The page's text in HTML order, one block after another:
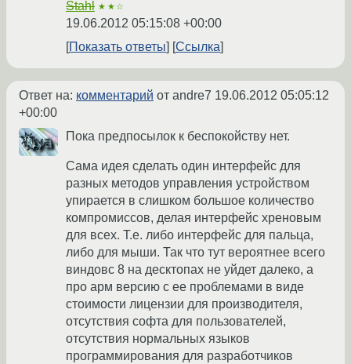
Stahl ★★☆
19.06.2012 05:15:08 +00:00
Показать ответы
Ссылка
Ответ на: комментарий от andre7 19.06.2012 05:05:12
+00:00
Пока предпосылок к беспокойству нет.
Сама идея сделать один интерфейс для
разных методов управления устройством
упирается в слишком большое количество
компромиссов, делая интерфейс хреновым
для всех. Т.е. либо интерфейс для пальца,
либо для мыши. Так что тут вероятнее всего
виндовс 8 на десктопах не уйдет далеко, а
про арм версию с ее проблемами в виде
стоимости лицензии для производителя,
отсутствия софта для пользователей,
отсутствия нормальных языков
программирования для разработчиков